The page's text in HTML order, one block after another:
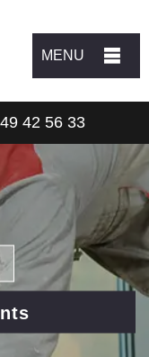
MENU
42 56 33